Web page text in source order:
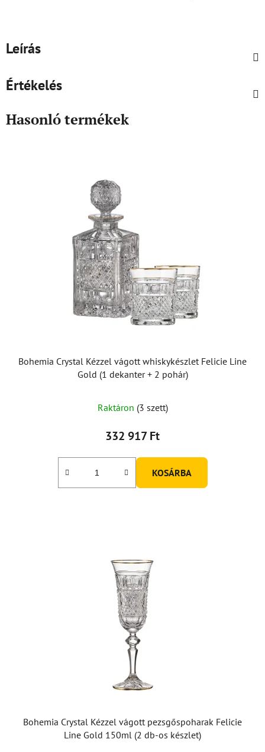
Leírás
Értékelés
Hasonló termékek
Bohemia Crystal Kézzel vágott whiskykészlet Felicie Line
Gold (1 dekanter + 2 pohár)
Raktáron (3 szett)
332 917 Ft
KOSÁRBA
Bohemia Crystal Kézzel vágott pezsgőspoharak Felicie
Line Gold 150ml (2 db-os készlet)